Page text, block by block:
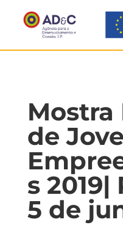
Mostra
de
s 2019|
5 de